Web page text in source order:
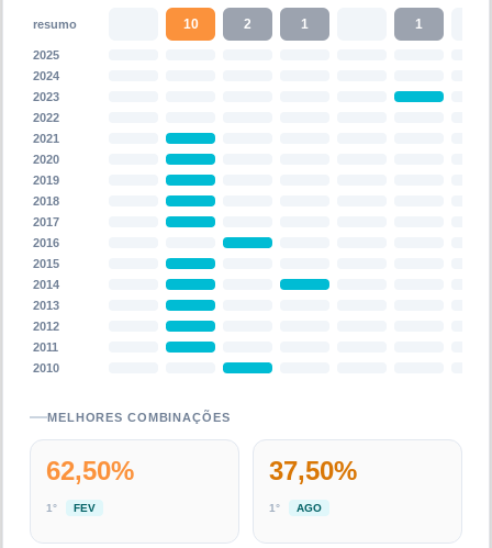
resumo 10 2 1 1
2025
2024
2023
2022
2021
2020
2019
2018
2017
2016
2015
2014
2013
2012
2011
2010
MELHORES COMBINAÇÕES
62,50%
1° FEV
37,50%
1° AGO